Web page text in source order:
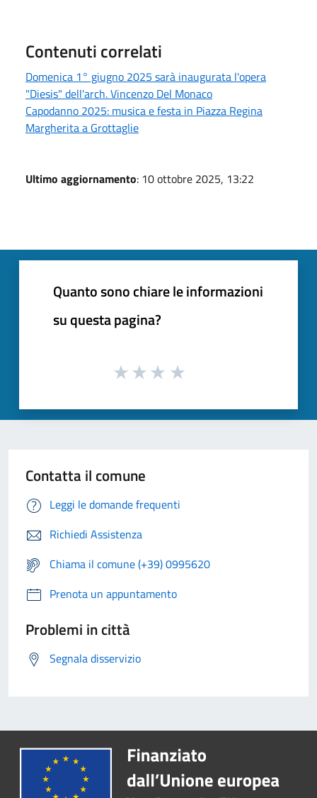
Contenuti correlati
Domenica 1° giugno 2025 sarà inaugurata l'opera
"Diesis" dell'arch. Vincenzo Del Monaco
Capodanno 2025: musica e festa in Piazza Regina
Margherita a Grottaglie
Ultimo aggiornamento: 10 ottobre 2025, 13:22
Quanto sono chiare le informazioni
su questa pagina?
Contatta il comune
Leggi le domande frequenti
Richiedi Assistenza
Chiama il comune (+39) 0995620
Prenota un appuntamento
Problemi in città
Segnala disservizio